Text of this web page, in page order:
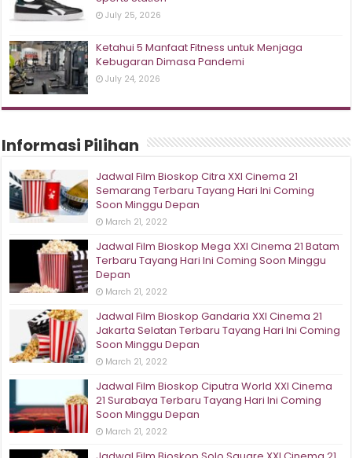
July 25, 2026
Ketahui 5 Manfaat Fitness untuk Menjaga
Kebugaran Dimasa Pandemi
July 24, 2026
Informasi Pilihan
Jadwal Film Bioskop Citra XXI Cinema 21
Semarang Terbaru Tayang Hari Ini Coming
Soon Minggu Depan
March 21, 2022
Jadwal Film Bioskop Mega XXI Cinema 21 Batam
Terbaru Tayang Hari Ini Coming Soon Minggu
Depan
March 21, 2022
Jadwal Film Bioskop Gandaria XXI Cinema 21
Jakarta Selatan Terbaru Tayang Hari Ini Coming
Soon Minggu Depan
March 21, 2022
Jadwal Film Bioskop Ciputra World XXI Cinema
21 Surabaya Terbaru Tayang Hari Ini Coming
Soon Minggu Depan
March 21, 2022